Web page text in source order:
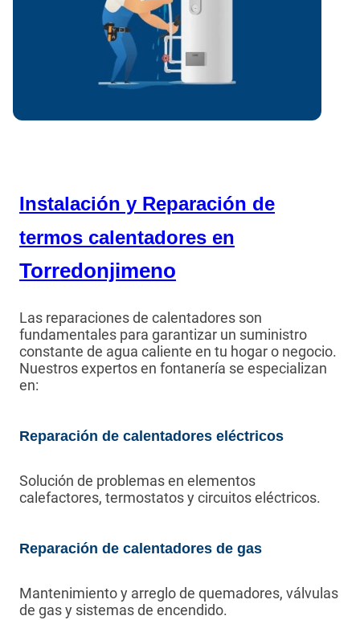
Instalación y Reparación de
termos calentadores en
Torredonjimeno
Las reparaciones de calentadores son
fundamentales para garantizar un suministro
constante de agua caliente en tu hogar o negocio.
Nuestros expertos en fontanería se especializan
en:
Reparación de calentadores eléctricos
Solución de problemas en elementos
calefactores, termostatos y circuitos eléctricos.
Reparación de calentadores de gas
Mantenimiento y arreglo de quemadores, válvulas
de gas y sistemas de encendido.